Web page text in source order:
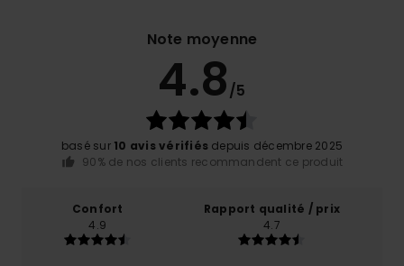
Note moyenne
4.8/5
basé sur 10 avis vérifiés depuis décembre 2025
90% de nos clients recommandent ce produit
Confort
4.9
Rapport qualité / prix
4.7